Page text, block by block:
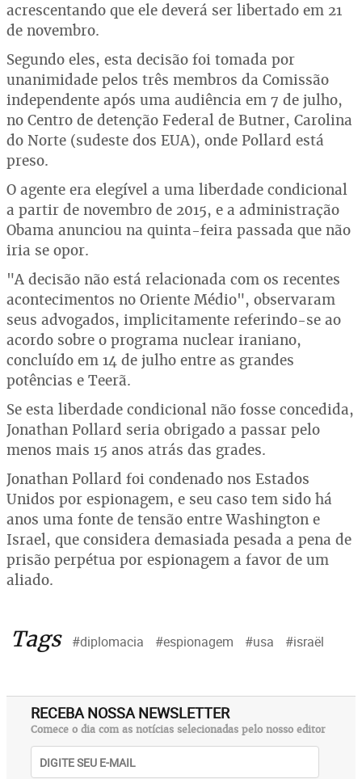
acrescentando que ele deverá ser libertado em 21
de novembro.
Segundo eles, esta decisão foi tomada por
unanimidade pelos três membros da Comissão
independente após uma audiência em 7 de julho,
no Centro de detenção Federal de Butner, Carolina
do Norte (sudeste dos EUA), onde Pollard está
preso.
O agente era elegível a uma liberdade condicional
a partir de novembro de 2015, e a administração
Obama anunciou na quinta-feira passada que não
iria se opor.
"A decisão não está relacionada com os recentes
acontecimentos no Oriente Médio", observaram
seus advogados, implicitamente referindo-se ao
acordo sobre o programa nuclear iraniano,
concluído em 14 de julho entre as grandes
potências e Teerã.
Se esta liberdade condicional não fosse concedida,
Jonathan Pollard seria obrigado a passar pelo
menos mais 15 anos atrás das grades.
Jonathan Pollard foi condenado nos Estados
Unidos por espionagem, e seu caso tem sido há
anos uma fonte de tensão entre Washington e
Israel, que considera demasiada pesada a pena de
prisão perpétua por espionagem a favor de um
aliado.
Tags #diplomacia #espionagem #usa #israël
RECEBA NOSSA NEWSLETTER
Comece o dia com as notícias selecionadas pelo nosso editor